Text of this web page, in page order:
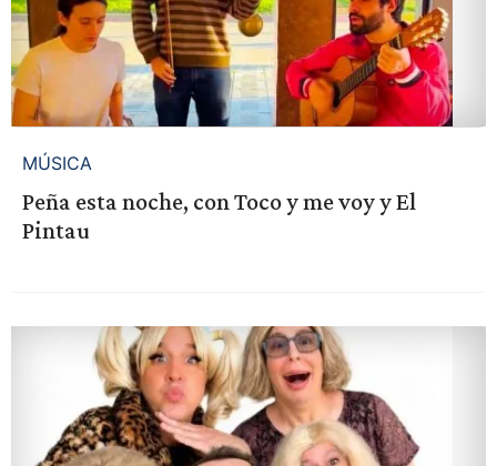
MÚSICA
Peña esta noche, con Toco y me voy y El
Pintau